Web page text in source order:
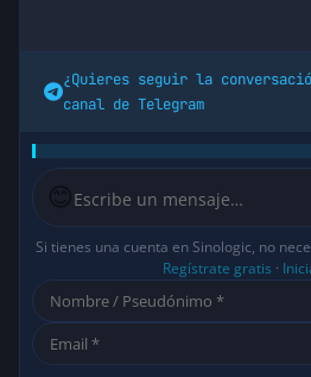
¿Quieres seguir la
canal de Telegram
😊
Si tienes una cuenta en Sinologic, no
Regístrate gratis ·